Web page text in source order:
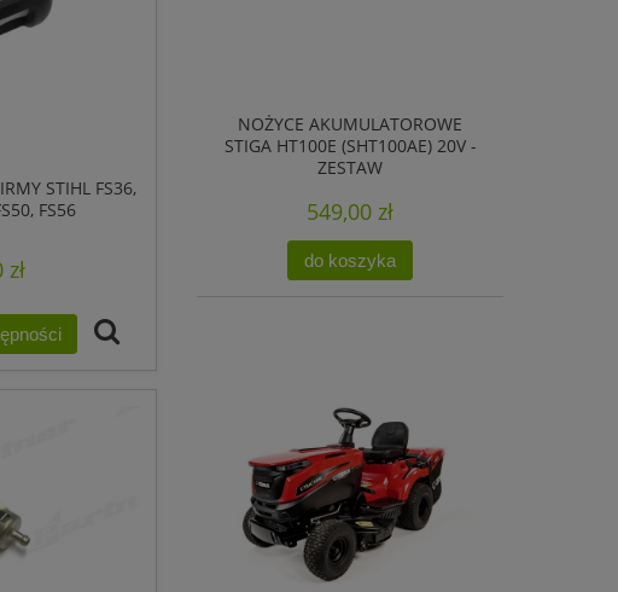
STIHL FS36,
FS56
zł
NOŻYCE AKUMULATOROWE
STIGA HT100E (SHT100AE) 20V -
ZESTAW
549,00 zł
do koszyka